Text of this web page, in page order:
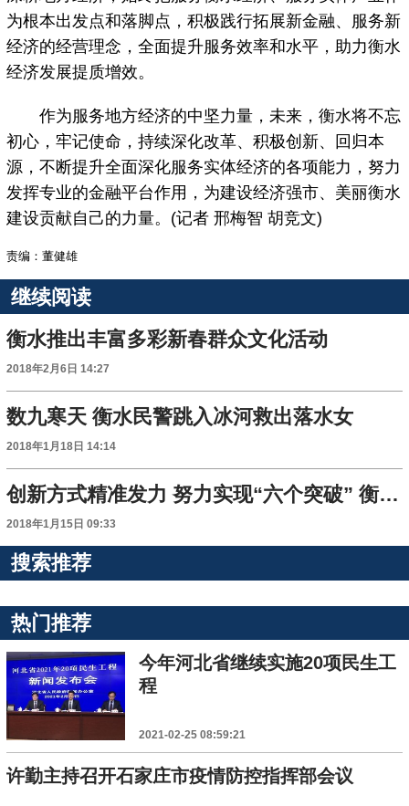
为根本出发点和落脚点，积极践行拓展新金融、服务新
经济的经营理念，全面提升服务效率和水平，助力衡水
经济发展提质增效。
作为服务地方经济的中坚力量，未来，衡水将不忘
初心，牢记使命，持续深化改革、积极创新、回归本
源，不断提升全面深化服务实体经济的各项能力，努力
发挥专业的金融平台作用，为建设经济强市、美丽衡水
建设贡献自己的力量。(记者 邢梅智 胡竞文)
责编：董健雄
继续阅读
衡水推出丰富多彩新春群众文化活动
2018年2月6日 14:27
数九寒天 衡水民警跳入冰河救出落水女
2018年1月18日 14:14
创新方式精准发力 努力实现“六个突破” 衡水力促农业由大转强
2018年1月15日 09:33
搜索推荐
热门推荐
今年河北省继续实施20项民生工
程
2021-02-25 08:59:21
许勤主持召开石家庄市疫情防控指挥部会议